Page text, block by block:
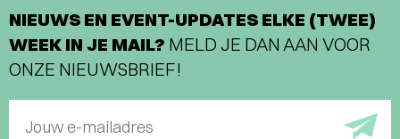
NIEUWS EN EVENT-UPDATES ELKE (TWEE)
WEEK IN JE MAIL? MELD JE DAN AAN VOOR
ONZE NIEUWSBRIEF!
Jouw e-mailadres